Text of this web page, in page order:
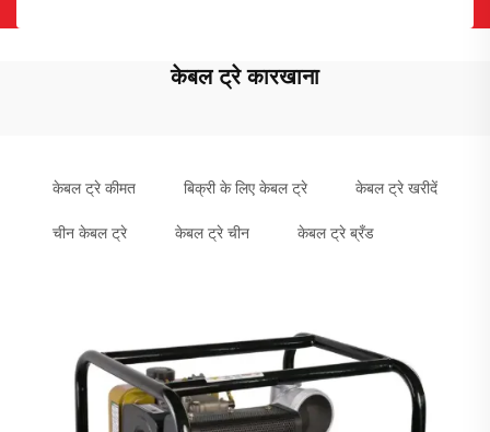
केबल ट्रे कारखाना
केबल ट्रे कीमत बिक्री के लिए केबल ट्रे केबल ट्रे खरीदें
चीन केबल ट्रे केबल ट्रे चीन केबल ट्रे ब्रँड